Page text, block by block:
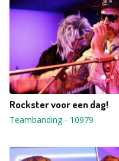
Rockster voor een dag!
Teambanding- 10979